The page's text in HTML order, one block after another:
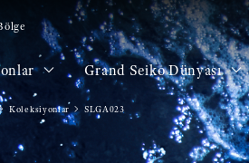
Grand Seiko Dünyası
Koleksiyonlar SLGA023